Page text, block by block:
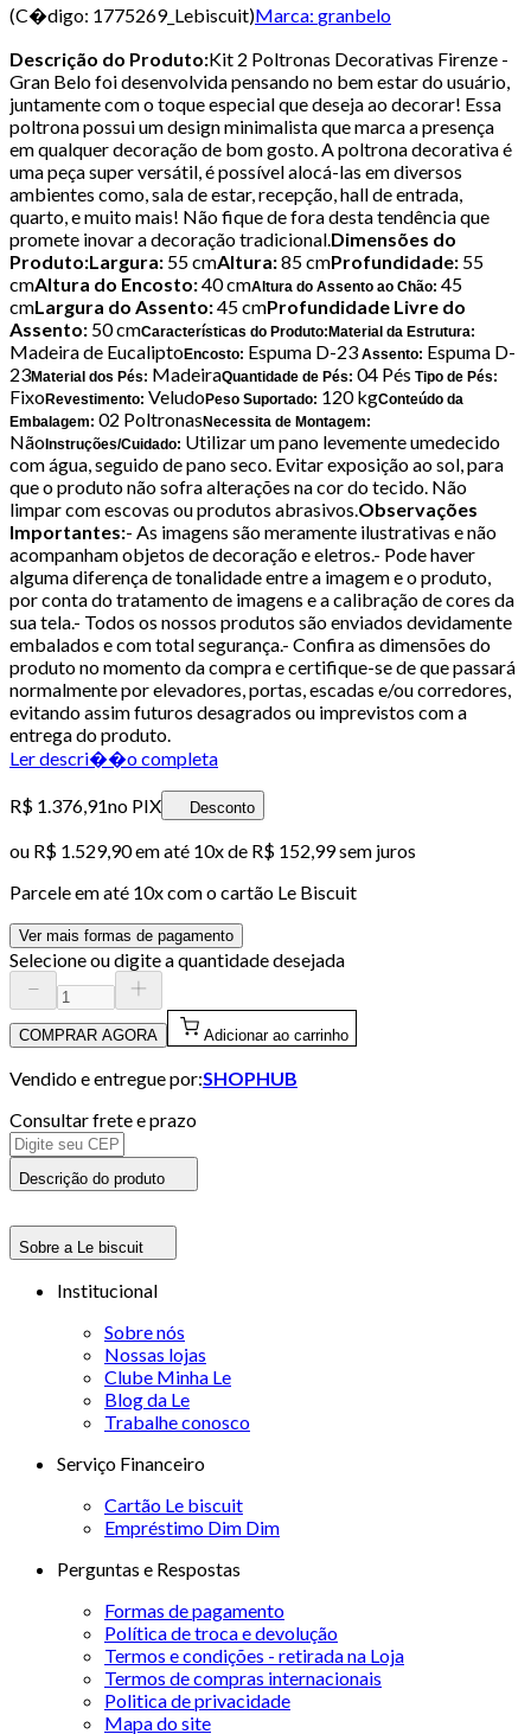
(C�digo: 1775269_Lebiscuit)Marca: granbelo
Descrição do Produto:Kit 2 Poltronas Decorativas Firenze -
Gran Belo foi desenvolvida pensando no bem estar do usuário,
juntamente com o toque especial que deseja ao decorar! Essa
poltrona possui um design minimalista que marca a presença
em qualquer decoração de bom gosto. A poltrona decorativa é
uma peça super versátil, é possível alocá-las em diversos
ambientes como, sala de estar, recepção, hall de entrada,
quarto, e muito mais! Não fique de fora desta tendência que
promete inovar a decoração tradicional.Dimensões do
Produto:Largura: 55 cmAltura:85 cmProfundidade: 55
cmAltura do Encosto:40 cmAltura do Assento ao Chão: 45
cmLargura do Assento:45 cmProfundidade Livre do
Assento: 50 cmCaracterísticas do Produto:Material da Estrutura:
Madeira de EucaliptoEncosto: Espuma D-23 Assento: Espuma D-
23Material dos Pés: MadeiraQuantidade de Pés: 04 Pés Tipo de Pés:
FixoRevestimento: VeludoPeso Suportado: 120 kgConteúdo da
Embalagem: 02 PoltronasNecessita de Montagem:
NãoInstruções/Cuidado: Utilizar um pano levemente umedecido
com água, seguido de pano seco. Evitar exposição ao sol, para
que o produto não sofra alterações na cor do tecido. Não
limpar com escovas ou produtos abrasivos.Observações
Importantes:- As imagens são meramente ilustrativas e não
acompanham objetos de decoração e eletros.- Pode haver
alguma diferença de tonalidade entre a imagem e o produto,
por conta do tratamento de imagens e a calibração de cores da
sua tela.- Todos os nossos produtos são enviados devidamente
embalados e com total segurança.- Confira as dimensões do
produto no momento da compra e certifique-se de que passará
normalmente por elevadores, portas, escadas e/ou corredores,
evitando assim futuros desagrados ou imprevistos com a
entrega do produto.
Ler descri��o completa
R$ 1.376,91no PIX Desconto
ou R$ 1.529,90em até 10x de R$ 152,99 sem juros
Parcele em até 10x com o cartão Le Biscuit
Ver mais formas de pagamento
Selecione ou digite a quantidade desejada
COMPRAR AGORA Adicionar ao carrinho
Vendido e entregue por:SHOPHUB
Consultar frete e prazo
Descrição do produto
Sobre a Le biscuit
Institucional
Sobre nós
Nossas lojas
Clube Minha Le
Blog da Le
Trabalhe conosco
Serviço Financeiro
Cartão Le biscuit
Empréstimo Dim Dim
Perguntas e Respostas
Formas de pagamento
Política de troca e devolução
Termos e condições - retirada na Loja
Termos de compras internacionais
Politica de privacidade
Mapa do site